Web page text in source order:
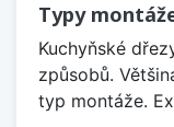
Typy
Kuchyňské
způsobů.
typ montáže.